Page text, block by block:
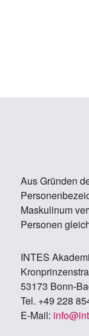
Aus Gründen
Maskulinum
Personen
IN­TES
53173 Bonn-
Tel. +49 228
E-Mail: